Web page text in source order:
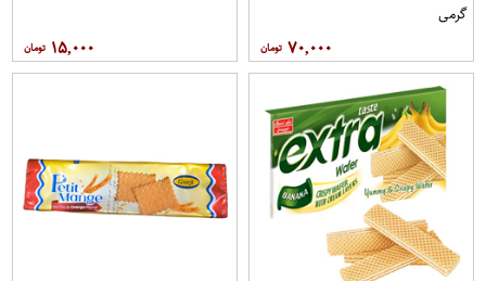
گرمی
۷۰,۰۰۰ ۱۵,۰۰۰